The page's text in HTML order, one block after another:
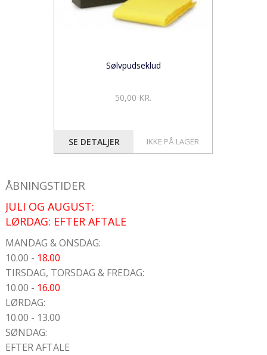
Sølvpudseklud
50,00 KR.
SE DETALJER IKKE PÅ LAGER
ÅBNINGSTIDER
JULI OG AUGUST:
LØRDAG: EFTER AFTALE
MANDAG & ONSDAG:
10.00 - 18.00
TIRSDAG, TORSDAG & FREDAG:
10.00 - 16.00
LØRDAG:
10.00 - 13.00
SØNDAG:
EFTER AFTALE